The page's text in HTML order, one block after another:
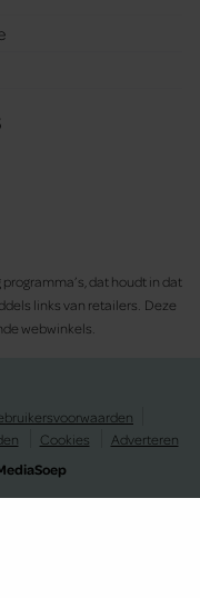
dat houdt in dat
links van retailers. Deze
webwinkels.
Cookies
Adverteren